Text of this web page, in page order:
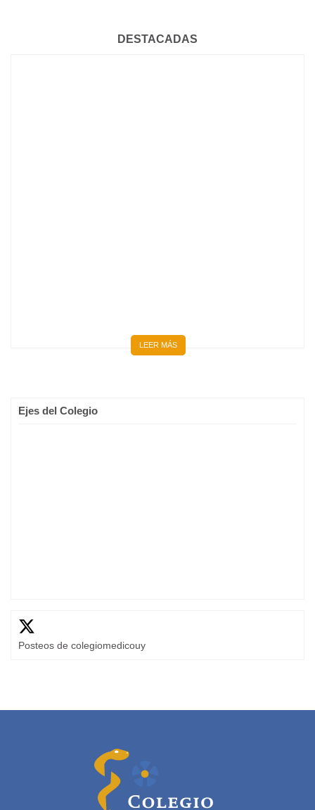
DESTACADAS
LEER MÁS
Ejes del Colegio
Posteos de colegiomedicouy